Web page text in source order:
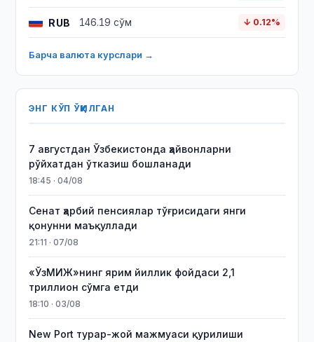
RUB 146.19 сўм ↓ 0.12%
Барча валюта курслари →
ЭНГ КЎП ЎҚИЛГАН
7 августдан Ўзбекистонда ҳайвонларни
рўйхатдан ўтказиш бошланади
18:45 · 04/08
Сенат ҳарбий пенсиялар тўғрисидаги янги
қонунни маъқуллади
21:11 · 07/08
«ЎзМИЖ»нинг ярим йиллик фойдаси 2,1
триллион сўмга етди
18:10 · 03/08
New Port турар-жой мажмуаси қурилиши